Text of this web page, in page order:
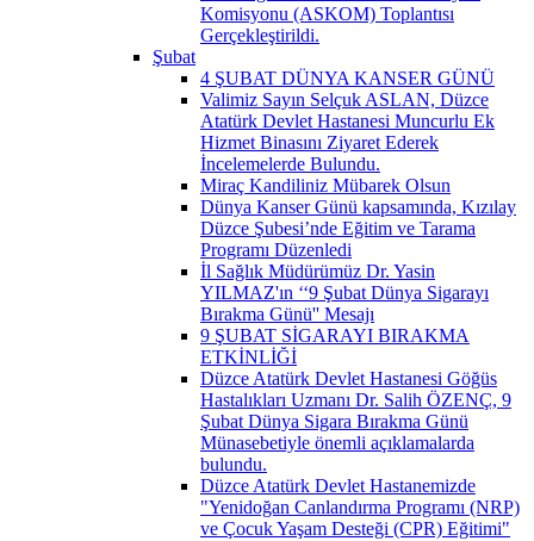
Komisyonu (ASKOM) Toplantısı
Gerçekleştirildi.
Şubat
4 ŞUBAT DÜNYA KANSER GÜNÜ
Valimiz Sayın Selçuk ASLAN, Düzce
Atatürk Devlet Hastanesi Muncurlu Ek
Hizmet Binasını Ziyaret Ederek
İncelemelerde Bulundu.
Miraç Kandiliniz Mübarek Olsun
Dünya Kanser Günü kapsamında, Kızılay
Düzce Şubesi’nde Eğitim ve Tarama
Programı Düzenledi
İl Sağlık Müdürümüz Dr. Yasin
YILMAZ'ın ‘‘9 Şubat Dünya Sigarayı
Bırakma Günü'' Mesajı
9 ŞUBAT SİGARAYI BIRAKMA
ETKİNLİĞİ
Düzce Atatürk Devlet Hastanesi Göğüs
Hastalıkları Uzmanı Dr. Salih ÖZENÇ, 9
Şubat Dünya Sigara Bırakma Günü
Münasebetiyle önemli açıklamalarda
bulundu.
Düzce Atatürk Devlet Hastanemizde
"Yenidoğan Canlandırma Programı (NRP)
ve Çocuk Yaşam Desteği (CPR) Eğitimi"